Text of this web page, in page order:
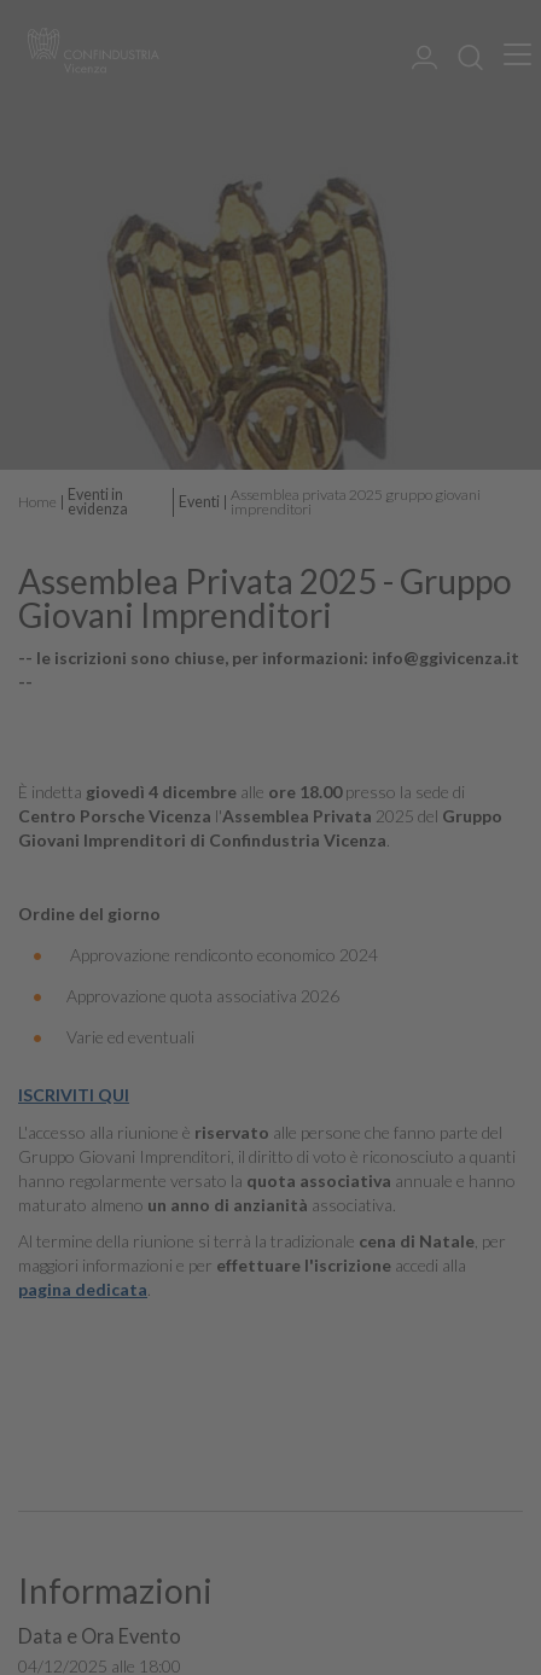
Home
Eventi in
evidenza
Eventi
Assemblea privata 2025 gruppo giovani
imprenditori
Assemblea Privata 2025 - Gruppo
Giovani Imprenditori
-- le iscrizioni sono chiuse, per informazioni: info@ggivicenza.it
--
È indetta giovedì 4 dicembre alle ore 18.00presso la sede di
Centro Porsche Vicenza l'Assemblea Privata 2025 del Gruppo
Giovani Imprenditori di Confindustria Vicenza
Ordine del giorno
Approvazione rendiconto economico 2024
Approvazione quota associativa 2026
Varie ed eventuali
ISCRIVITI QUI
L'accesso alla riunione è riservato alle persone che fanno parte del
Gruppo Giovani Imprenditori, il diritto di voto è riconosciuto a quanti
hanno regolarmente versato la quota associativa annuale e hanno
maturato almeno un anno di anzianità associativa.
Al termine della riunione si terrà la tradizionale cena di Natale , per
maggiori informazioni e per effettuare l'iscrizione accedi alla
pagina dedicata
Informazioni
Data e Ora Evento
04/12/2025 alle 18:00